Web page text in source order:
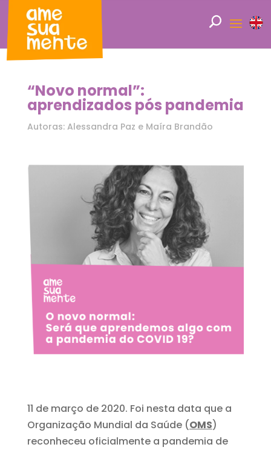
“Novo normal”:
aprendizados pós pandemia
Autoras: Alessandra Paz e Maíra Brandão
11 de março de 2020. Foi nesta data que a
Organização Mundial da Saúde (OMS)
reconheceu oficialmente a pandemia de